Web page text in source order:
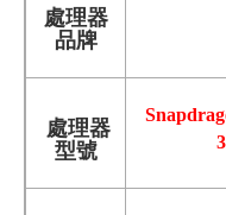
處理器
品牌
處理器
型號
3